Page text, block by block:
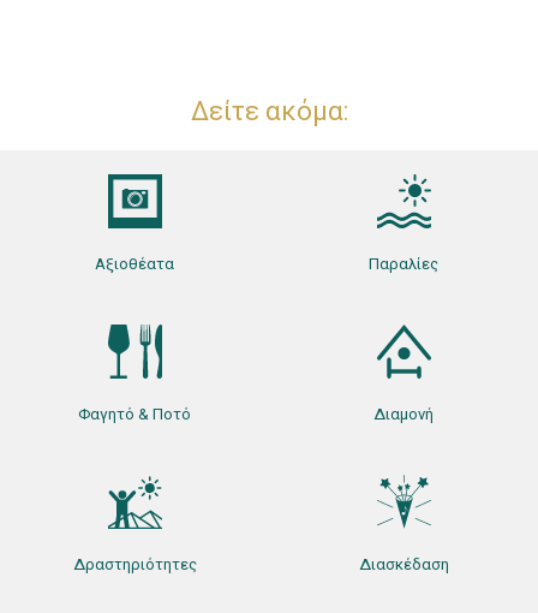
Δείτε ακόμα:
Αξιοθέατα Παραλίες
Φαγητό & Ποτό Διαμονή
Δραστηριότητες Διασκέδαση